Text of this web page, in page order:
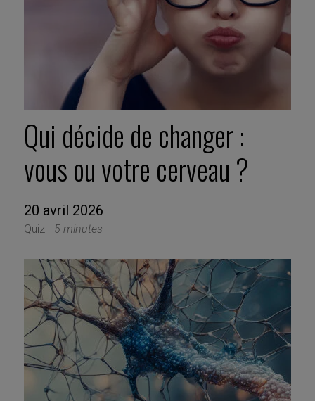
Qui décide de changer :
vous ou votre cerveau ?
20 avril 2026
Quiz - 5 minutes